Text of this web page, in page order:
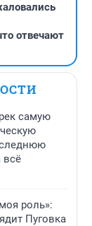
отвечают
самую
всё
роль»:
Пуговка